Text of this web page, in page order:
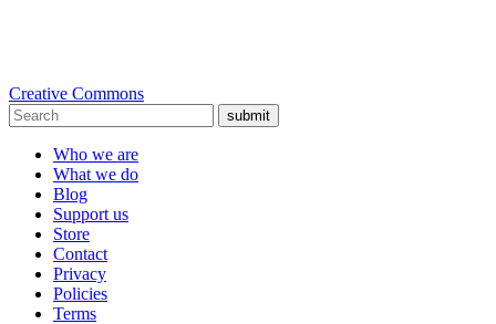
Creative Commons
submit
Who we are
What we do
Blog
Support us
Store
Contact
Privacy
Policies
Terms